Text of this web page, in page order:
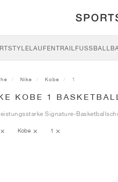
LAUFENTRAILFUSSBALL
Nike Kobe 1
KOBE 1
Signature-
Kobe 1